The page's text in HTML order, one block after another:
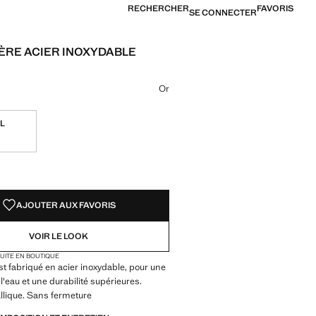
RECHERCHERSE CONNECTERFAVORIS
ACIER INOXYDABLE
500 XOF ]
couleur
Or
L
AJOUTER AUX FAVORIS
VOIR LE LOOK
EN BOUTIQUE
fabriqué en acier inoxydable, pour une
et une durabilité supérieures.
Sans fermeture